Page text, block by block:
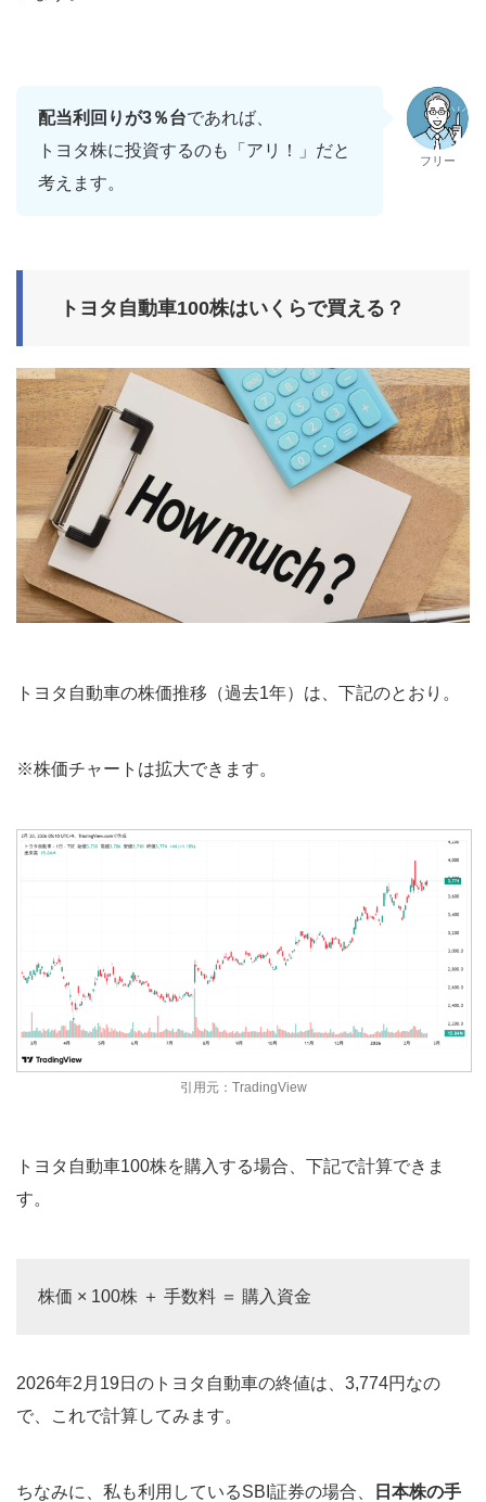
配当利回りが3％台であれば、
トヨタ株に投資するのも「アリ！」だと
考えます。
フリー
トヨタ自動車100株はいくらで買える？
トヨタ自動車の株価推移（過去1年）は、下記のとおり。
※株価チャートは拡大できます。
引用元：TradingView
トヨタ自動車100株を購入する場合、下記で計算できま
す。
株価 × 100株 ＋ 手数料 ＝ 購入資金
2026年2月19日のトヨタ自動車の終値は、3,774円なの
で、これで計算してみます。
ちなみに、私も利用しているSBI証券の場合、
日本株の手